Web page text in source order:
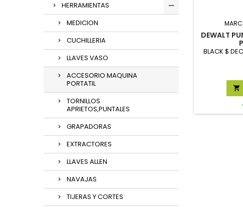
HERRAMIENTAS
MEDICION
CUCHILLERIA
LLAVES VASO
ACCESORIO MAQUINA
PORTATIL
TORNILLOS
APRIETOS,PUNTALES
GRAPADORAS
EXTRACTORES
LLAVES ALLEN
NAVAJAS
TIJERAS Y CORTES
DEWALT
BLACK $
